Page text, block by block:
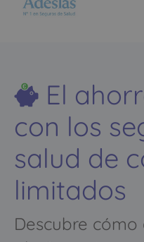
El
con los
salud de
limitados
Descubre